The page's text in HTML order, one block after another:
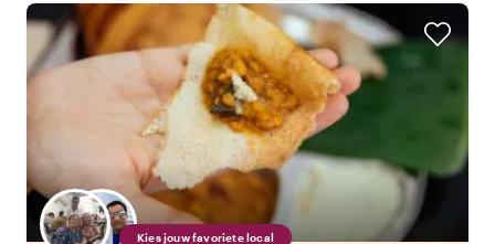
Kies jouw favoriete local